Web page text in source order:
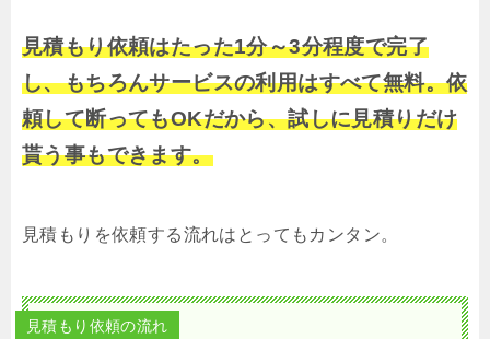
見積もり依頼はたった1分～3分程度で完了
し、もちろんサービスの利用はすべて無料。依
頼して断ってもOKだから、試しに見積りだけ
貰う事もできます。
見積もりを依頼する流れはとってもカンタン。
見積もり依頼の流れ